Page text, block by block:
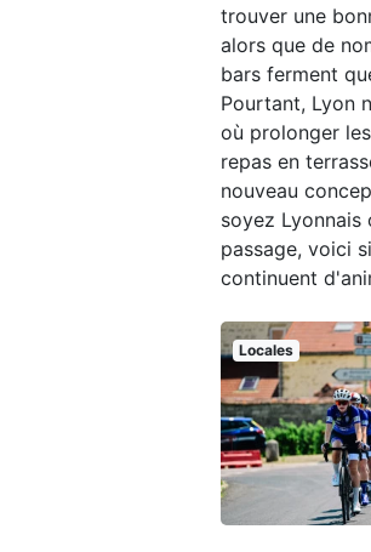
trouver une
alors que de
bars ferment
Pourtant, Lyon
où prolonger
repas en
nouveau
soyez Lyonnais
passage, voici
continuent
Locales